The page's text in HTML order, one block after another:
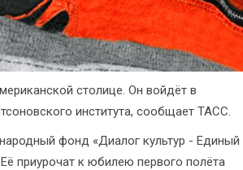
столице. Он войдёт в
института, сообщает ТАСС.
фонд «Диалог культур - Единый
приурочат к юбилею первого полёта